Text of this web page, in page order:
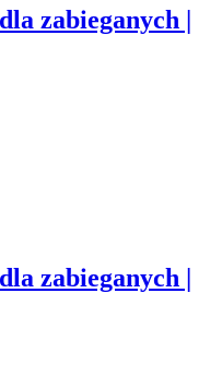
zabieganych |
zabieganych |